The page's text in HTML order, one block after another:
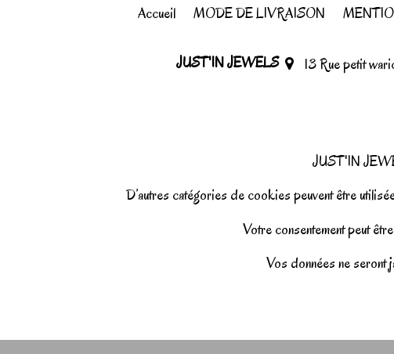
Accueil MODE DE LIVRAISON
JUST'IN JEWELS 13 Rue petit
JUST'IN
D’autres catégories de cookies peuvent être
Votre consentement peut
Vos données ne seront